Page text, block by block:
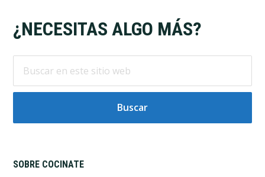
Footer
¿NECESITAS ALGO MÁS?
este
SOBRE COCINATE